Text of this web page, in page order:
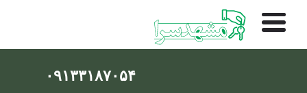
۰۹۱۳۳۱۸۷۰۵۴